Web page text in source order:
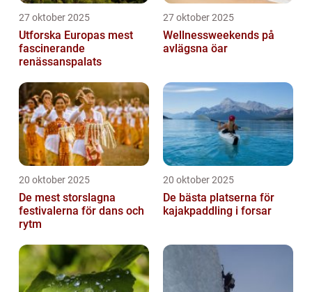
27 oktober 2025
Utforska Europas mest
fascinerande
renässanspalats
27 oktober 2025
Wellnessweekends på
avlägsna öar
20 oktober 2025
De mest storslagna
festivalerna för dans och
rytm
20 oktober 2025
De bästa platserna för
kajakpaddling i forsar